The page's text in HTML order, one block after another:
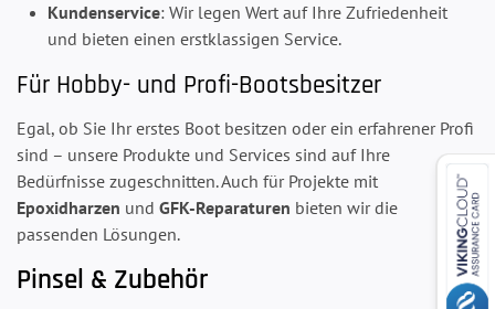
Kundenservice: Wir legen Wert auf Ihre Zufriedenheit
und bieten einen erstklassigen Service.
Für Hobby- und Profi-Bootsbesitzer
Egal, ob Sie Ihr erstes Boot besitzen oder ein erfahrener Profi
sind – unsere Produkte und Services sind auf Ihre
Bedürfnisse zugeschnitten. Auch für Projekte mit
Epoxidharzen und GFK-Reparaturen bieten wir die
passenden Lösungen.
Pinsel & Zubehör